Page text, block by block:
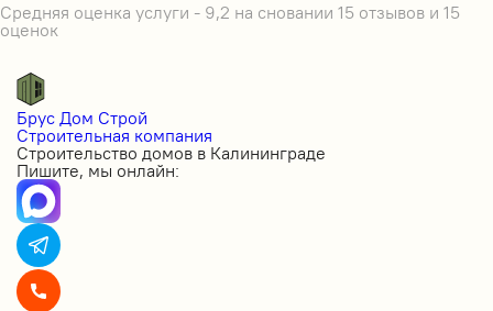
Средняя оценка услуги - 9,2 на сновании 15 отзывов и 15
оценок
Брус Дом Строй
Строительная компания
Строительство домов в Калининграде
Пишите, мы онлайн: